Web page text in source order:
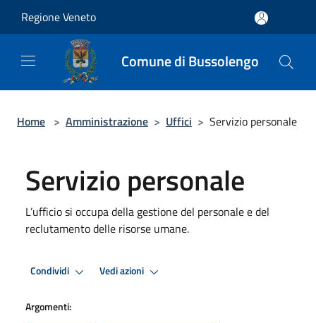
Regione Veneto
Comune di Bussolengo
Home > Amministrazione > Uffici > Servizio personale
Servizio personale
L’ufficio si occupa della gestione del personale e del
reclutamento delle risorse umane.
Condividi Vedi azioni
Argomenti: